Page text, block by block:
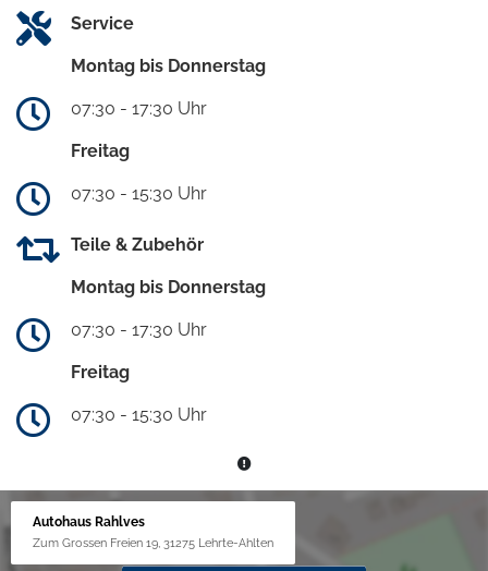
Service
Montag bis Donnerstag
07:30 - 17:30 Uhr
Freitag
07:30 - 15:30 Uhr
Teile & Zubehör
Montag bis Donnerstag
07:30 - 17:30 Uhr
Freitag
07:30 - 15:30 Uhr
Autohaus Rahlves
Zum Grossen Freien 19, 31275 Lehrte-Ahlten